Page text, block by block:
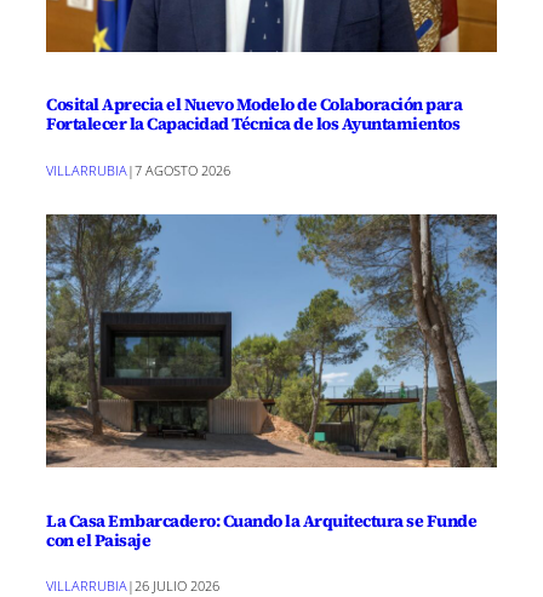
Cosital Aprecia el Nuevo Modelo de Colaboración para
Fortalecer la Capacidad Técnica de los Ayuntamientos
VILLARRUBIA |7 AGOSTO 2026
La Casa Embarcadero: Cuando la Arquitectura se Funde
con el Paisaje
VILLARRUBIA|26 JULIO 2026